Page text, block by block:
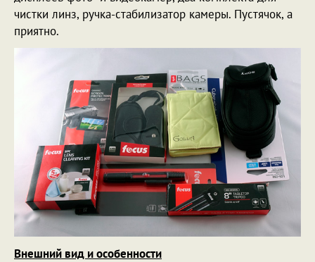
чистки линз, ручка-стабилизатор камеры. Пустячок, а
приятно.
Внешний вид и особенности